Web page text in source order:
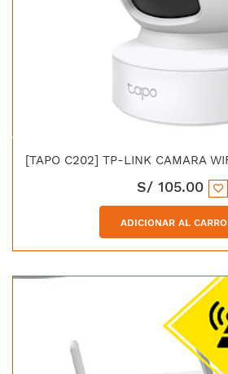
S/ 105.00
ADICIONAR AL CARRO